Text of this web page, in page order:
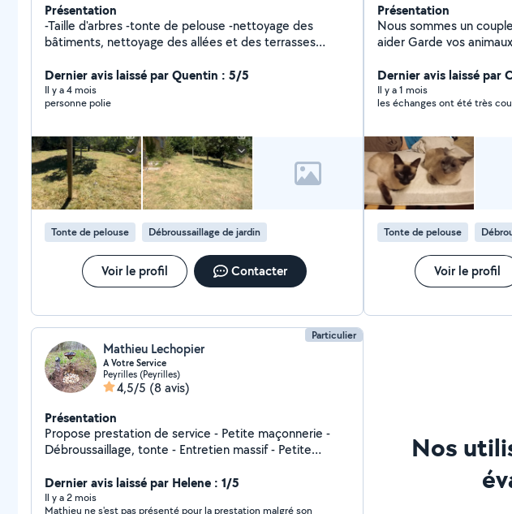
Présentation
-Taille d'arbres -tonte de pelouse -nettoyage des
bâtiments, nettoyage des allées et des terrasses
ramassage des feuilles mortes -désherbage -taille de
haie, arbuste et rosiers
Dernier avis laissé par Quentin : 5/5
Il y a 4 mois
personne polie
Tonte de pelouse Débroussaillage de jardin
Voir le profil Contacter
Présentation
Nous sommes un
aider Garde vos animaux Faire vos courses et la
débroussailleuse, faire un potager
Dame de compagnie
Porter des meubles Porté des cartons de
à débarrasser
Dernier avis laissé par
Il y a 1 mois
les échanges ont été très
Tonte de pelouse
Voir le profil
Particulier
Mathieu Lechopier
A Votre Service
Peyrilles (Peyrilles)
4,5/5 (8 avis)
Présentation
Propose prestation de service - Petite maçonnerie -
Débroussaillage, tonte - Entretien massif - Petite
Petits travaux ( pose de lustre, pose d'étagères.....) -
Peinture intérieur et extérieur N'HÉSITEZ pas à me
Dernier avis laissé par Helene : 1/5
Il y a 2 mois
Mathieu ne s'est pas présenté pour la prestation malgré son
Nos